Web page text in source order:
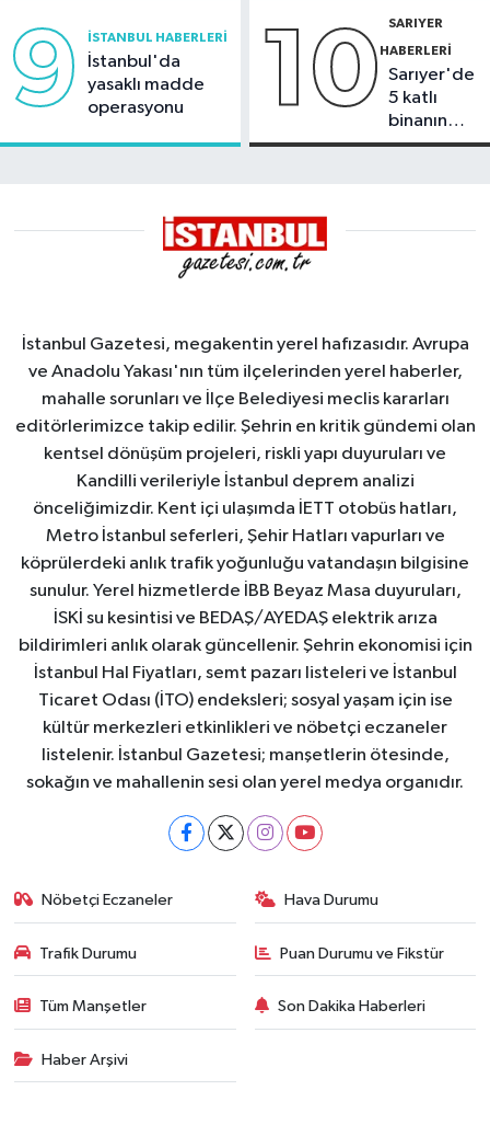
9 İSTANBUL HABERLERI
İstanbul'da
yasaklı madde
operasyonu
10 SARIYER
HABERLERI
Sarıyer'de
5 katlı
binanın
çatısında
İstanbul Gazetesi, megakentin yerel hafızasıdır. Avrupa
ve Anadolu Yakası'nın tüm ilçelerinden yerel haberler,
mahalle sorunları ve İlçe Belediyesi meclis kararları
editörlerimizce takip edilir. Şehrin en kritik gündemi olan
kentsel dönüşüm projeleri, riskli yapı duyuruları ve
Kandilli verileriyle İstanbul deprem analizi
önceliğimizdir. Kent içi ulaşımda İETT otobüs hatları,
Metro İstanbul seferleri, Şehir Hatları vapurları ve
köprülerdeki anlık trafik yoğunluğu vatandaşın bilgisine
sunulur. Yerel hizmetlerde İBB Beyaz Masa duyuruları,
İSKİ su kesintisi ve BEDAŞ/AYEDAŞ elektrik arıza
bildirimleri anlık olarak güncellenir. Şehrin ekonomisi için
İstanbul Hal Fiyatları, semt pazarı listeleri ve İstanbul
Ticaret Odası (İTO) endeksleri; sosyal yaşam için ise
kültür merkezleri etkinlikleri ve nöbetçi eczaneler
listelenir. İstanbul Gazetesi; manşetlerin ötesinde,
sokağın ve mahallenin sesi olan yerel medya organıdır.
Nöbetçi Eczaneler Hava Durumu
Trafik Durumu Puan Durumu ve Fikstür
Tüm Manşetler Son Dakika Haberleri
Haber Arşivi